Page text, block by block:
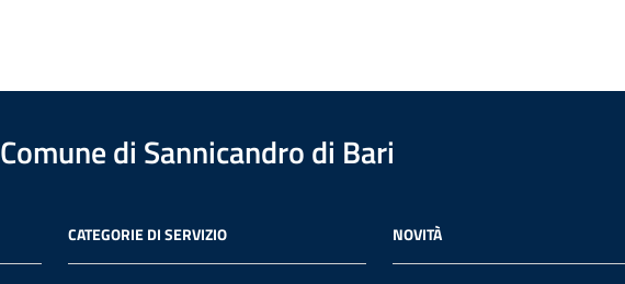
Comune di Sannicandro di Bari
CATEGORIE DI SERVIZIO NOVITÀ